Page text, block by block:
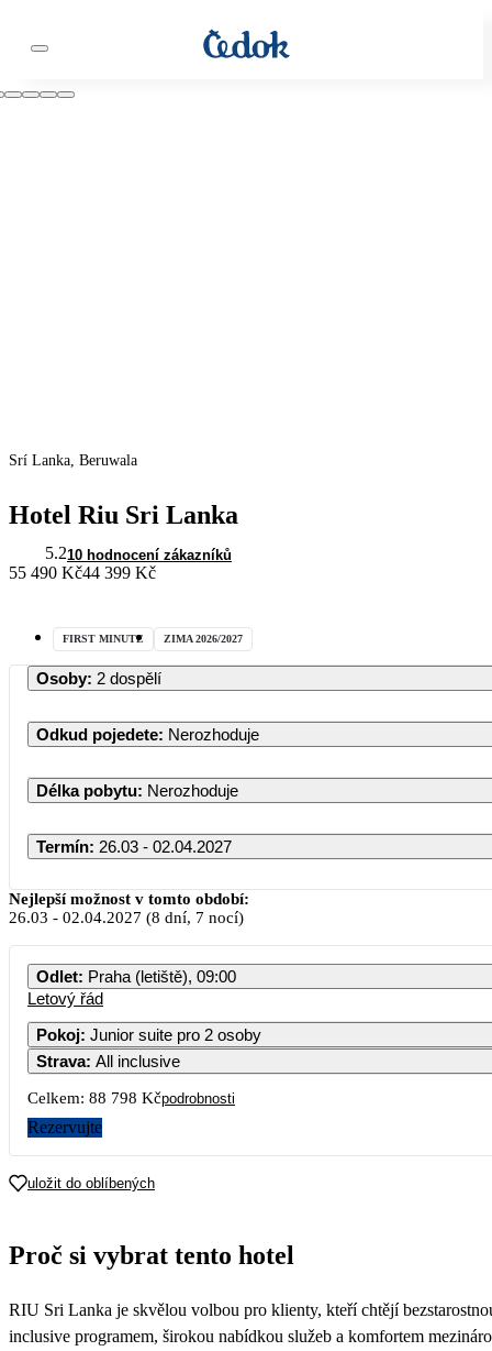
Srí Lanka, Beruwala
Hotel Riu Sri Lanka
5.210 hodnocení zákazníků
55 490 Kč44 399 Kč
FIRST MINUTE ZIMA 2026/2027
Osoby: 2 dospělí
Odkud pojedete: Nerozhoduje
Délka pobytu: Nerozhoduje
Termín: 26.03 - 02.04.2027
Březen 2027
PO ÚT ST ČT PÁ SO
48 399
Nejlepší možnost v tomto období:
26.03 - 02.04.2027 (8 dní, 7 nocí)
Odlet: Praha (letiště), 09:00
Letový řád
Pokoj: Junior suite pro 2 osoby
Strava: All inclusive
Celkem: 88 798 Kčpodrobnosti
Rezervujte
uložit do oblíbených
Proč si vybrat tento hotel
RIU Sri Lanka je skvělou volbou pro klienty, kteří chtějí
inclusive programem, širokou nabídkou služeb a komfortem